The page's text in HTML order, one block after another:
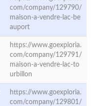
com/company/129790/
maison-a-vendre-lac-be
auport
https://www.goexploria.
com/company/129791/
maison-a-vendre-lac-to
urbillon
https://www.goexploria.
com/company/129801/